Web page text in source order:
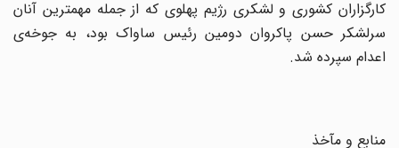
کارگزاران کشوری و لشکری رژیم پهلوی که از جمله مهمترین آنان
سرلشکر حسن پاکروان دومین رئیس ساواک بود، به جوخه‌ی
اعدام سپرده شد.
منابع و مآخذ